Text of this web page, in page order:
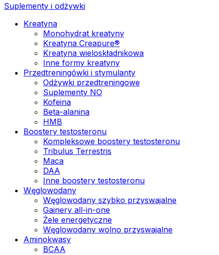
Suplementy i odżywki
Kreatyna
Monohydrat kreatyny
Kreatyna Creapure®
Kreatyna wieloskładnikowa
Inne formy kreatyny
Przedtreningówki i stymulanty
Odżywki przedtreningowe
Suplementy NO
Kofeina
Beta-alanina
HMB
Boostery testosteronu
Kompleksowe boostery testosteronu
Tribulus Terrestris
Maca
DAA
Inne boostery testosteronu
Węglowodany
Węglowodany szybko przyswajalne
Gainery all-in-one
Żele energetyczne
Węglowodany wolno przyswajalne
Aminokwasy
BCAA